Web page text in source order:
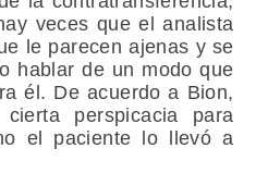
veces que el analista
le parecen ajenas y se
hablar de un modo que
él. De acuerdo a Bion,
perspicacia para
el paciente lo llevó a